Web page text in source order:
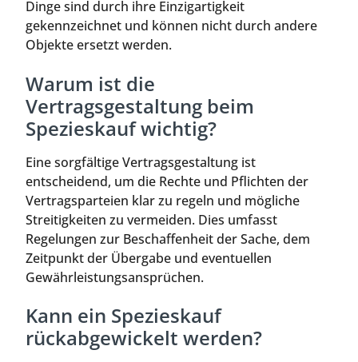
Dinge sind durch ihre Einzigartigkeit
gekennzeichnet und können nicht durch andere
Objekte ersetzt werden.
Warum ist die
Vertragsgestaltung beim
Spezieskauf wichtig?
Eine sorgfältige Vertragsgestaltung ist
entscheidend, um die Rechte und Pflichten der
Vertragsparteien klar zu regeln und mögliche
Streitigkeiten zu vermeiden. Dies umfasst
Regelungen zur Beschaffenheit der Sache, dem
Zeitpunkt der Übergabe und eventuellen
Gewährleistungsansprüchen.
Kann ein Spezieskauf
rückabgewickelt werden?